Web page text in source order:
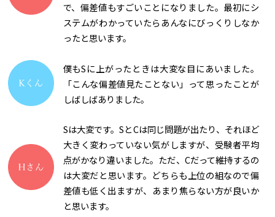
で、偏差値もすごいことになりました。最初にシ
ステムがわかっていたらあんなにびっくりしなか
ったと思います。
僕もSに上がったときは大変な目にあいました。
「こんな偏差値見たことない」って思ったことが
しばしばありました。
Sは大変です。SとCは同じ問題が出たり、それほど
大きく変わっていない気がしますが、受験者平均
点がかなり違いました。ただ、Cだって維持するの
は大変だと思います。どちらも上位の組なので偏
差値も低く出ますが、あまり焦らない方が良いか
と思います。